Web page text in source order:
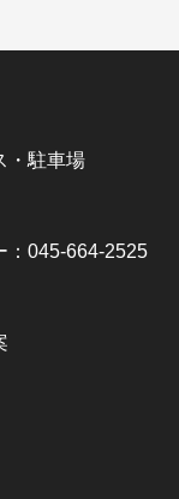
・駐車場
：045-664-2525